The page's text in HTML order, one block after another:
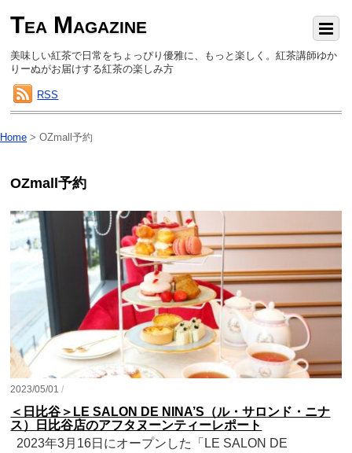
Tea Magazine
美味しい紅茶で日常をちょっぴり優雅に、もっと楽しく。紅茶講師ゆか
りーぬがお届けする紅茶の楽しみ方
RSS
Home > OZmall予約
OZmall予約
2023/05/01/
＜日比谷＞LE SALON DE NINA’S（ル・サロンド・ニナ
ス）日比谷店のアフタヌーンティーレポート
2023年3月16日にオープンした「LE SALON DE